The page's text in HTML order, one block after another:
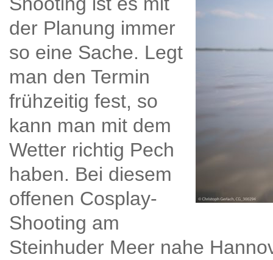
der Planung immer
so eine Sache. Legt
man den Termin
frühzeitig fest, so
kann man mit dem
Wetter richtig Pech
haben. Bei diesem
offenen Cosplay-
Shooting am
Steinhuder Meer nahe